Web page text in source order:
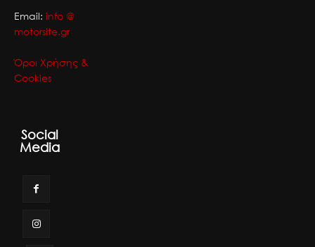
Email: info @
motorsite.gr
Όροι Χρήσης &
Cookies
Social
Media